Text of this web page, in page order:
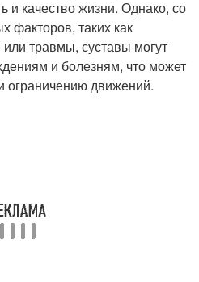
Вред для здоровья
и качество жизни. Однако, со
факторов, таких как
травмы, суставы могут
и болезням, что может
ограничению движений.